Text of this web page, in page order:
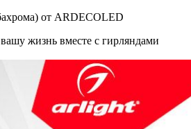
от ARDECOLED
жизнь вместе с гирляндами